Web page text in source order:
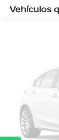
Vehículos